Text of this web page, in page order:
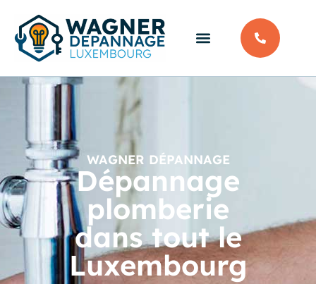
WAGNER DÉPANNAGE
Dépannage
plomberie
dans tout le
Luxembourg